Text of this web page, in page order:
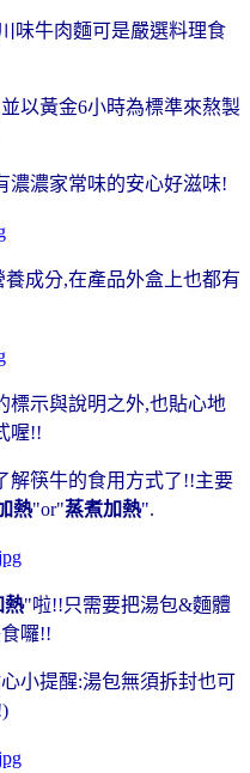
味牛肉麵可是嚴選料理食
以黃金6小時為標準來熬製
濃濃家常味的安心好滋味!
成分,在產品外盒上也都有
標示與說明之外,也貼心地
喔!!
解筷牛的食用方式了!!主要
熱"or"蒸煮加熱".
熱"啦!!只需要把湯包&麵體
囉!!
小提醒:湯包無須拆封也可